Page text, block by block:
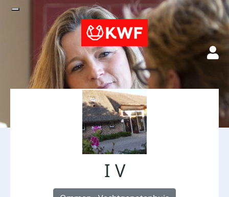
I V